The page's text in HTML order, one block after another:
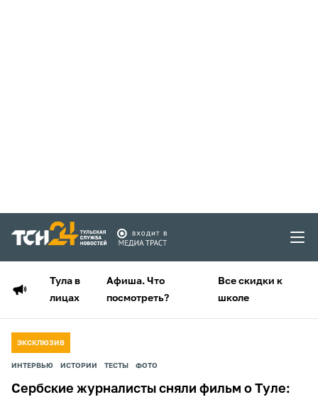
Тула в
лицах
Афиша. Что
посмотреть?
Все скидки к
школе
ЭКСКЛЮЗИВ
ИНТЕРВЬЮ ИСТОРИИ ТЕСТЫ ФОТО
Сербские журналисты сняли фильм о Туле: